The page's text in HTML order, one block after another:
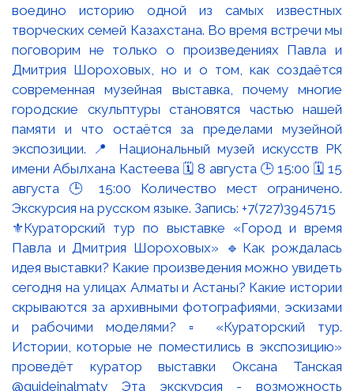
⚜️Кураторский тур по выставке «Город и время
Павла и Дмитрия Шороховых» 🔹Как рождалась
идея выставки? Какие произведения можно увидеть
сегодня на улицах Алматы и Астаны? Какие истории
скрываются за архивными фотографиями, эскизами
и рабочими моделями? ▫️ «Кураторский тур.
Истории, которые не поместились в экспозицию»
проведёт куратор выставки Оксана Танская
@guideinalmaty Эта экскурсия - возможность